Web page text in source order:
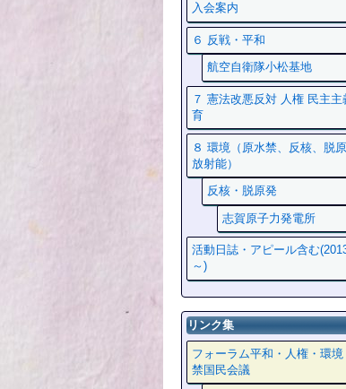
入会案内
６ 反戦・平和
航空自衛隊小松基地
７ 憲法改悪反対 人権 民主主
育
８ 環境（原水禁、反核、脱原
放射能）
反核・脱原発
志賀原子力発電所
活動日誌・アピール含む
～)
リンク集
フォーラム平和・人権・環
禁国民会議